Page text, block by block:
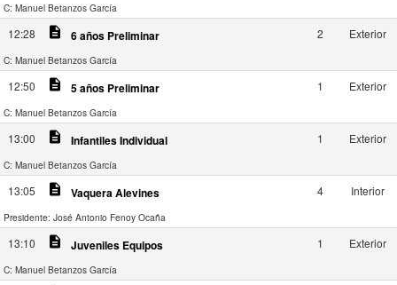
C: Manuel Betanzos García
12:28 description 6 años Preliminar 2 Exterior
C: Manuel Betanzos García
12:50 description 5 años Preliminar 1 Exterior
C: Manuel Betanzos García
13:00 description Infantiles Individual 1 Exterior
C: Manuel Betanzos García
13:05 description Vaquera Alevines 4 Interior
Presidente: José Antonio Fenoy Ocaña
13:10 description Juveniles Equipos 1 Exterior
C: Manuel Betanzos García